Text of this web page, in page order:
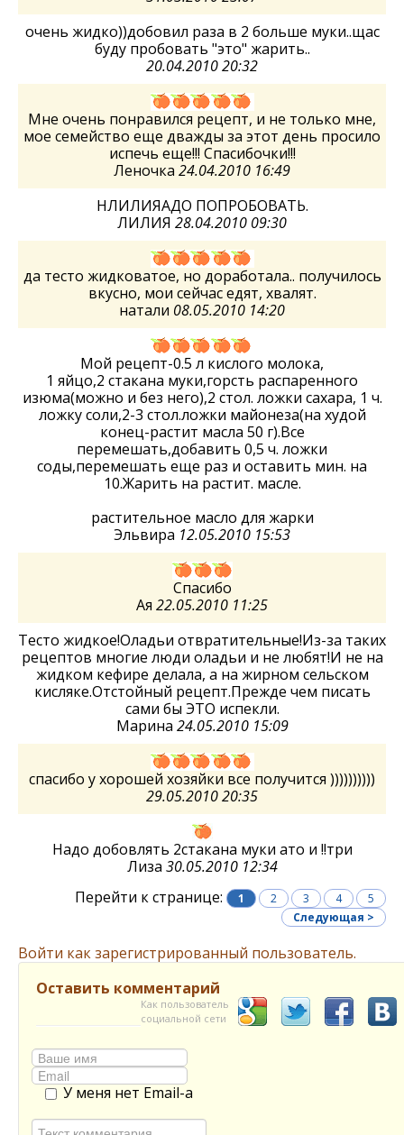
очень жидко))добовил раза в 2 больше муки..щас
буду пробовать "это" жарить..
20.04.2010 20:32
Мне очень понравился рецепт, и не только мне,
мое семейство еще дважды за этот день просило
испечь еще!!! Спасибочки!!!
Леночка 24.04.2010 16:49
НЛИЛИЯАДО ПОПРОБОВАТЬ.
ЛИЛИЯ 28.04.2010 09:30
да тесто жидковатое, но доработала.. получилось
вкусно, мои сейчас едят, хвалят.
натали 08.05.2010 14:20
Мой рецепт-0.5 л кислого молока,
1 яйцо,2 стакана муки,горсть распаренного
изюма(можно и без него),2 стол. ложки сахара, 1 ч.
ложку соли,2-3 стол.ложки майонеза(на худой
конец-растит масла 50 г).Все
перемешать,добавить 0,5 ч. ложки
соды,перемешать еще раз и оставить мин. на
10.Жарить на растит. масле.
растительное масло для жарки
Эльвира 12.05.2010 15:53
Спасибо
Ая 22.05.2010 11:25
Тесто жидкое!Оладьи отвратительные!Из-за таких
рецептов многие люди оладьи и не любят!И не на
жидком кефире делала, а на жирном сельском
кисляке.Отстойный рецепт.Прежде чем писать
сами бы ЭТО испекли.
Марина 24.05.2010 15:09
спасибо у хорошей хозяйки все получится ))))))))))
29.05.2010 20:35
Надо добовлять 2стакана муки ато и !!три
Лиза 30.05.2010 12:34
Перейти к странице:
1 2 3 4
5
Следующая >
Войти как зарегистрированный пользователь.
Оставить комментарий
Как пользователь
социальной сети
У меня нет Email-а